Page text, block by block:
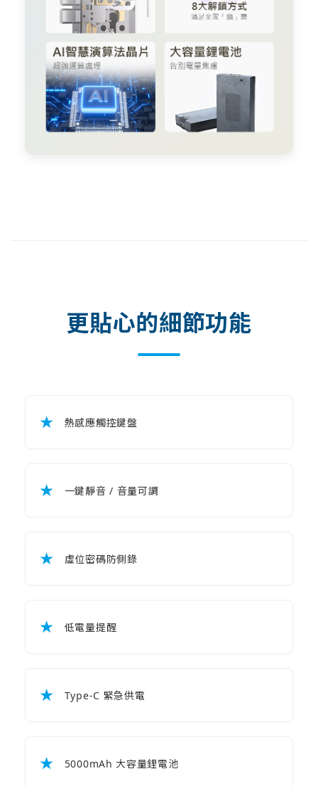
更貼心的細節功能
★ 熱感應觸控鍵盤
★ 一鍵靜音 / 音量可調
★ 虛位密碼防側錄
★ 低電量提醒
★ Type-C 緊急供電
★ 5000mAh 大容量鋰電池